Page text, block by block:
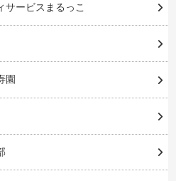
ービスまるっこ
園